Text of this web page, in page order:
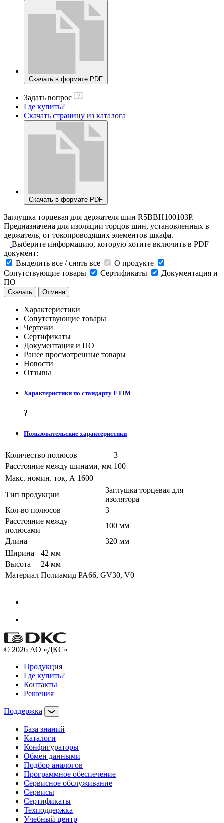
Скачать в формате PDF
Задать вопрос
Где купить?
Скачать страницу из каталога
Скачать в формате PDF
Заглушка торцевая для держателя шин R5BBH100103P.
Предназначена для изоляции торцов шин, установленных в
держатель, от токопроводящих элементов шкафа.
Выберите информацию, которую хотите включить в PDF
документ:
Выделить все / снять все
О продукте
Сопутствующие товары
Сертификаты
Документация и
ПО
Скачать Отмена
Характеристики
Сопутствующие товары
Чертежи
Сертификаты
Документация и ПО
Ранее просмотренные товары
Новости
Отзывы
Характеристики по стандарту ETIM
?
Пользовательские характеристики
Количество полюсов
3
Расстояние между шинами, мм 100
Макс. номин. ток, А 1600
Тип продукции
Заглушка торцевая для
изолятора
Кол-во полюсов
3
Расстояние между
полюсами
100 мм
Длина
320 мм
Ширина
42 мм
Высота
24 мм
Материал Полиамид PA66, GV30, V0
© 2026 АО «ДКС»
Продукция
Где купить?
Контакты
Решения
Поддержка
База знаний
Каталоги
Конфигураторы
Обмен данными
Подбор аналогов
Программное обеспечение
Сервисное обслуживание
Сервисы
Сертификаты
Техподдержка
Учебный центр